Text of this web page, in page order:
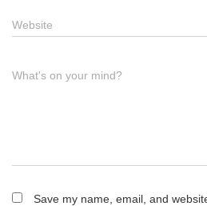
Website
What's on your mind?
Save my name, email, and